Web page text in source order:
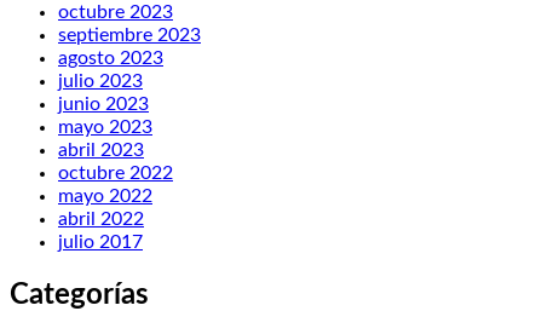
octubre 2023
septiembre 2023
agosto 2023
julio 2023
junio 2023
mayo 2023
abril 2023
octubre 2022
mayo 2022
abril 2022
julio 2017
Categorías